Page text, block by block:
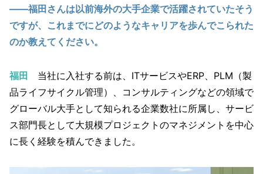
――福田さんは以前海外の大手企業で活躍されていたそう
ですが、これまでにどのようなキャリアを歩んでこられた
のか教えてください。
福田 当社に入社する前は、ITサービスやERP、PLM（製
品ライフサイクル管理）、コンサルティングなどの領域で
グローバル大手として知られる企業数社に所属し、サービ
ス部門長として大規模プロジェクトのマネジメントを中心
に長く経験を積んできました。